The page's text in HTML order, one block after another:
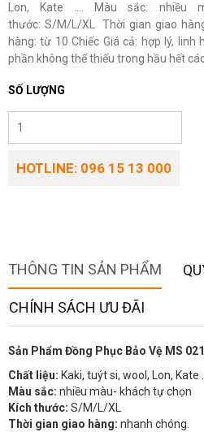
Lon, Kate …. Màu sắc: nhiều
thước: S/M/L/XL Thời gian giao
hàng: từ 10 Chiếc Giá cả: hợp lý,
phần không thể thiếu trong hầu hết
SỐ LƯỢNG
HOTLINE: 096 15 13 000
THÔNG TIN SẢN PHẨM
CHÍNH SÁCH ƯU ĐÃI
Sản Phẩm Đồng Phục Bảo Vệ MS 021
Chất liệu: Kaki, tuýt si, wool, Lon, Kate
Màu sắc: nhiều màu- khách tự chọn
Kích thước: S/M/L/XL
Thời gian giao hàng: nhanh chóng.